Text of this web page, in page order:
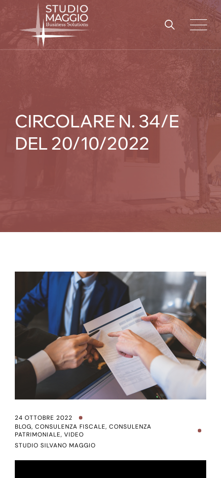
content
CIRCOLARE N. 34/E
DEL 20/10/2022
24 OTTOBRE 2022
BLOG, CONSULENZA FISCALE, CONSULENZA
PATRIMONIALE, VIDEO
STUDIO SILVANO MAGGIO